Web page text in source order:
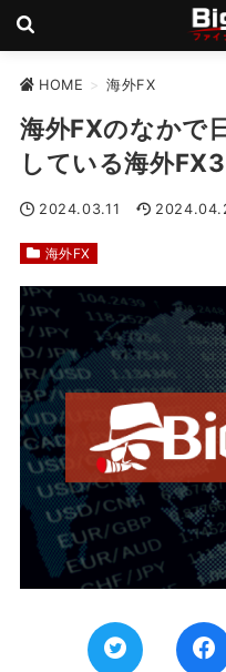
HOME > 海外FX
海外FXのなかで
している海外
2024.03.11
海外FX